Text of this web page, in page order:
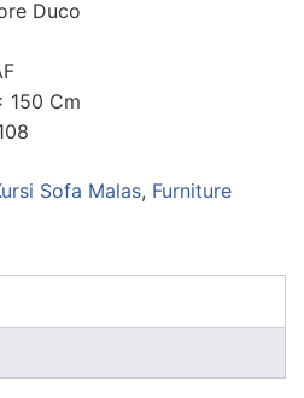
Duco
150 Cm
Sofa Malas, Furniture